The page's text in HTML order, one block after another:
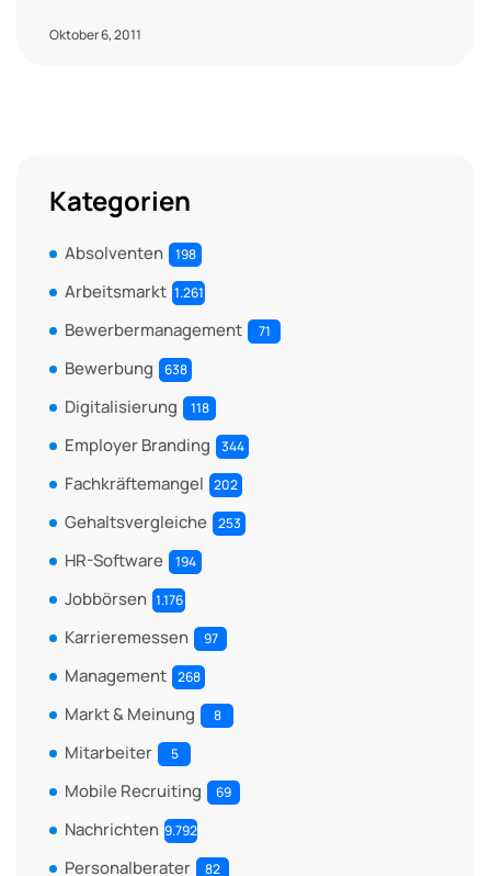
Oktober 6, 2011
Kategorien
Absolventen 198
Arbeitsmarkt 1.261
Bewerbermanagement 71
Bewerbung 638
Digitalisierung 118
Employer Branding 344
Fachkräftemangel 202
Gehaltsvergleiche 253
HR-Software 194
Jobbörsen 1.176
Karrieremessen 97
Management 268
Markt & Meinung 8
Mitarbeiter 5
Mobile Recruiting 69
Nachrichten 9.792
Personalberater 82